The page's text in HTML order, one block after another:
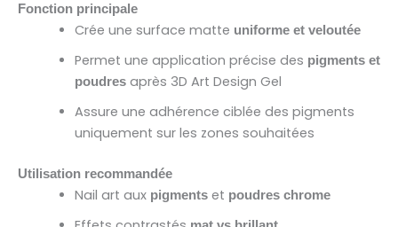
Fonction principale
Crée une surface matte uniforme et veloutée
Permet une application précise des pigments et
poudresaprès 3D Art Design Gel
Assure une adhérence ciblée des pigments
uniquement sur les zones souhaitées
Utilisation recommandée
Nail art aux pigmentset poudres chrome